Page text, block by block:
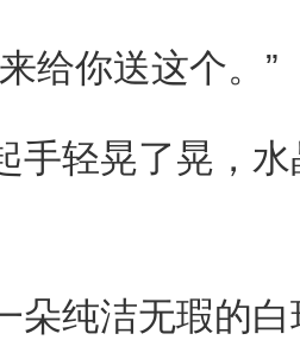
你送这个。”
轻晃了晃，水
纯洁无瑕的白